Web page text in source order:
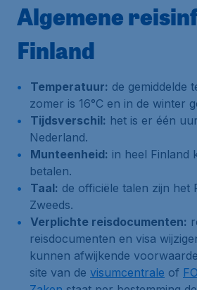
Algemene
Finland
Temperatuur: de gemiddelde
zomer is 16°C en in de winter
Tijdsverschil: het is er één
Nederland.
Munteenheid: in heel Finland
betalen.
Taal: de officiële talen zijn het
Zweeds.
Verplichte reisdocumenten:
reisdocumenten en visa
kunnen afwijkende
site van de visumcentrale of